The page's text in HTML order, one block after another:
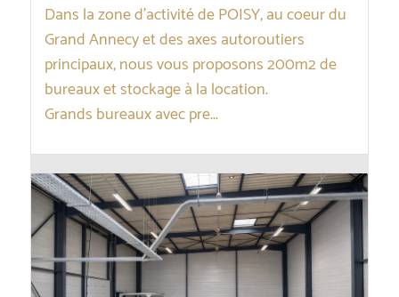
Dans la zone d’activité de POISY, au coeur du
Grand Annecy et des axes autoroutiers
principaux, nous vous proposons 200m2 de
bureaux et stockage à la location.
Grands bureaux avec pre...